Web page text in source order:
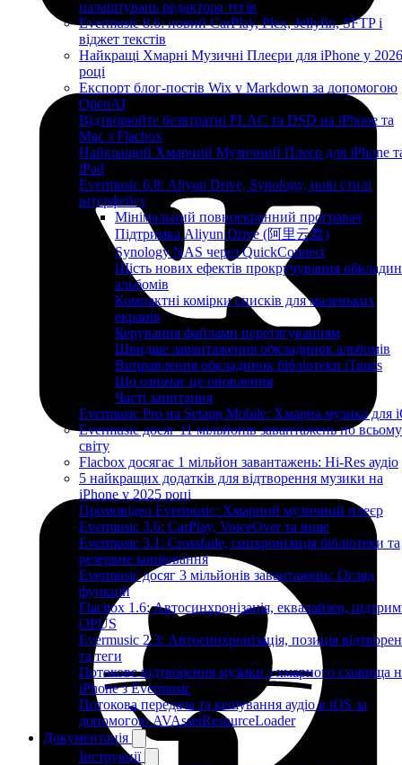
налаштувань редактора тегів
Evermusic 8.6: новий CarPlay, Plex, Jellyfin, SFTP і
віджет текстів
Найкращі Хмарні Музичні Плеєри для iPhone у 2026
році
Експорт блог-постів Wix у Markdown за допомогою
OpenAI
Відтворюйте безвтратні FLAC та DSD на iPhone та
Mac з Flacbox
Найкращий Хмарний Музичний Плеєр для iPhone
iPad
Evermusic 6.8: Aliyun Drive, Synology, нові стилі
інтерфейсу
Мінімальний повноекранний програвач
Підтримка Aliyun Drive (阿里云盘)
Synology NAS через QuickConnect
Шість нових ефектів прокручування
альбомів
Компактні комірки списків для маленьких
екранів
Керування файлами перетягуванням
Швидше завантаження обкладинок альбомів
Виправлення обкладинок бібліотеки iTunes
Що означає це оновлення
Часті запитання
Evermusic Pro на Setapp Mobile: Хмарна музика для
Evermusic досяг 11 мільйонів завантажень по всьому
світу
Flacbox досягає 1 мільйон завантажень: Hi-Res аудіо
5 найкращих додатків для відтворення музики на
iPhone у 2025 році
Промовідео Evermusic: Хмарний музичний плеєр
Evermusic 3.6: CarPlay, VoiceOver та інше
Evermusic 3.1: Crossfade, синхронізація бібліотеки та
резервне копіювання
Evermusic досяг 3 мільйонів завантажень: Огляд
функцій
Flacbox 1.6: Автосинхронізація, еквалайзер,
OPUS
Evermusic 2.3: Автосинхронізація, позиція
та теги
Потокове відтворення музики з хмарного сховища
iPhone з Evermusic
Потокова передача та кешування аудіо в iOS за
допомогою AVAssetResourceLoader
Документація
Інструкції